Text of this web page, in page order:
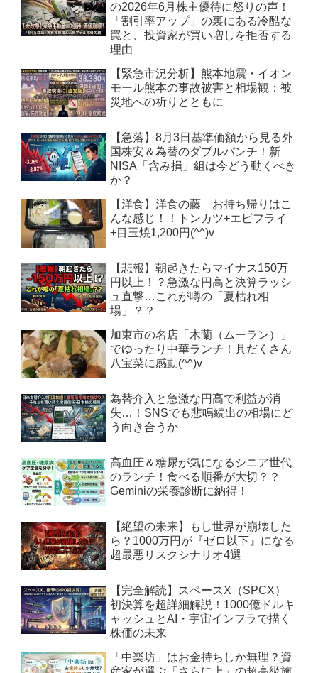
の2026年6月株主優待に怒りの声！
「割引率アップ」の裏にある冷酷な
罠と、投資家が買い増しを拒否する
理由
【緊急市況分析】熊本地震・イオン
モール熊本の事故被害と相場観：被
災地への祈りとともに
【急落】8月3日基準価額から見る外
国株安＆為替のダブルパンチ！新
NISA「含み損」組は今どう動くべき
か？
【洋食】洋食の藤 お持ち帰りはこ
んな感じ！！トンカツ+エビフライ
+目玉焼1,200円(^^)v
【悲報】朝起きたらマイナス150万
円以上！？急激な円高と決算ラッシ
ュ直撃…これが噂の「夏枯れ相
場」？？
加東市の名店「木蘭（ムーラン）」
でゆったり中華ランチ！具だくさん
八宝菜に感動(^^)v
為替介入と急激な円高で利益が消
失…！SNSでも悲鳴続出の相場にど
う向き合うか
高血圧＆糖尿が気になるシニア世代
のランチ！食べる順番が大切？？
Geminiの栄養診断に納得！
【絶望の未来】もし世界が崩壊した
ら？1000万円が『ゼロ以下』になる
超最悪リスクシナリオ4選
【完全解読】スペースX（SPCX）
初決算を超詳細解説！1000億ドルキ
ャッシュとAI・宇宙インフラで描く
株価の未来
「中楽坊」はお金持ちしか無理？資